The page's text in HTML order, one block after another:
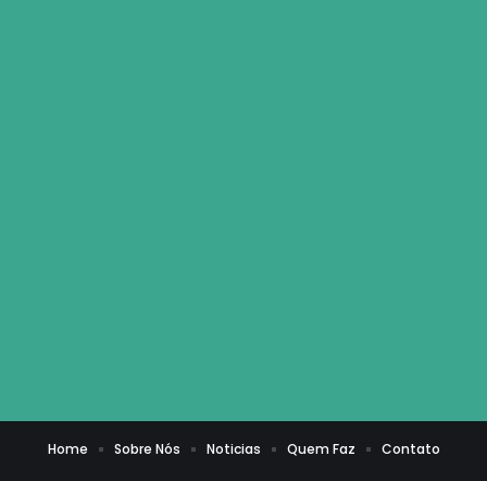
Home Sobre Nós Noticias Quem Faz Contato